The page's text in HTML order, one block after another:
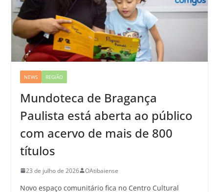
NEWS REGIÃO
Mundoteca de Bragança
Paulista está aberta ao público
com acervo de mais de 800
títulos
23 de julho de 2026 OAtibaiense
Novo espaço comunitário fica no Centro Cultural